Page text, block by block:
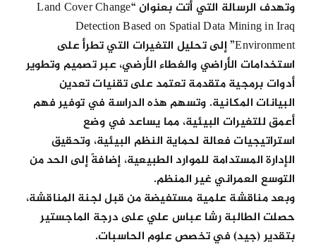
وتهدف الرسالة التي أتت بعنوان “Land Cover Change
Detection Based on Spatial Data Mining in Iraq
Environment” إلى تحليل التغيرات التي تطرأ على
استخدامات الأراضي والغطاء الأرضي، عبر تصميم وتطوير
أدوات برمجية متقدمة تعتمد على تقنيات تعدين
البيانات المكانية. وتسهم هذه الدراسة في توفير فهم
أعمق للتغيرات البيئية، مما يساعد في وضع
استراتيجيات فعالة لحماية النظم البيئية، وتحقيق
الإدارة المستدامة للموارد الطبيعية، إضافةً إلى الحد من
التوسع العمراني غير المنظم.
وبعد مناقشة علمية مستفيضة من قبل لجنة المناقشة،
حصلت الطالبة رشا عباس علي على درجة الماجستير
بتقدير (جيد) في تخصص علوم الحاسبات.